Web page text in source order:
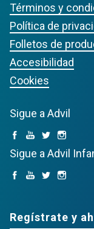
Términos y
Política de
Folletos de
Accesibilidad
Cookies
Sigue a Advil
Sigue a Advil
Regístrate y